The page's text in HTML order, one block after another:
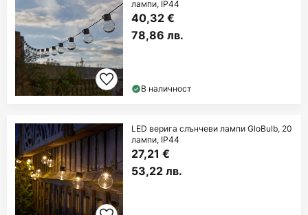
лампи, IP44
40,32 €
78,86 лв.
В наличност
LED верига слънчеви лампи GloBulb, 20
лампи, IP44
27,21 €
53,22 лв.